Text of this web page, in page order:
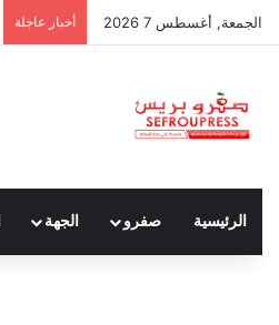
الجمعة, أغسطس 7 2026 أخبار عاجلة
الرئيسية صفرو الجهة